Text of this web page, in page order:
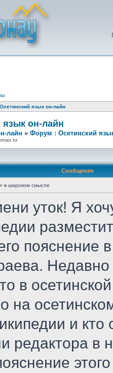
язык он-лайн
язык он-лайн
лайн » Форум : Осетинский
Сообщение
в широком смысле
уток! Я
пояснение
Недавно
в
на
и кто
редактора в